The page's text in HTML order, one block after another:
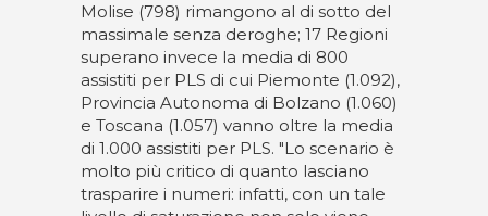
Molise (798) rimangono al di sotto del
massimale senza deroghe; 17 Regioni
superano invece la media di 800
assistiti per PLS di cui Piemonte (1.092),
Provincia Autonoma di Bolzano (1.060)
e Toscana (1.057) vanno oltre la media
di 1.000 assistiti per PLS. "Lo scenario è
molto più critico di quanto lasciano
trasparire i numeri: infatti, con un tale